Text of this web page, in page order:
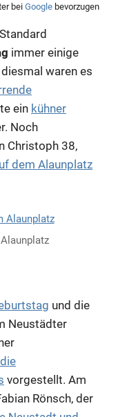
beiGoogle bevorzugen
immer einige
waren es
ein kühner
Noch
Christoph 38,
dem Alaunplatz
und die
Neustädter
vorgestellt. Am
Rönsch, der